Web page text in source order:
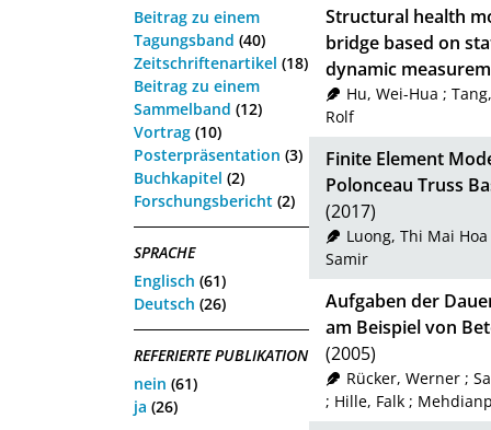
Beitrag zu einem
Tagungsband (40)
Zeitschriftenartikel (18)
Beitrag zu einem
Sammelband (12)
Vortrag (10)
Posterpräsentation (3)
Buchkapitel (2)
Forschungsbericht (2)
SPRACHE
Englisch (61)
Deutsch (26)
REFERIERTE PUBLIKATION
nein (61)
ja (26)
Structural health
bridge based on
dynamic
Hu, Wei-Hua ;
Rolf
Finite Element
Polonceau Truss
(2017)
Luong, Thi Mai Hoa
Samir
Aufgaben der
am Beispiel von
(2005)
Rücker, Werner;
; Hille, Falk ;